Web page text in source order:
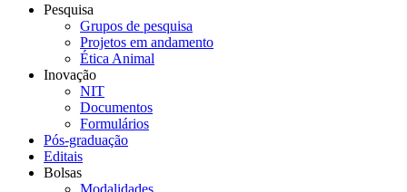
Pesquisa
Grupos de pesquisa
Projetos em andamento
Ética Animal
Inovação
NIT
Documentos
Formulários
Pós-graduação
Editais
Bolsas
Modalidades